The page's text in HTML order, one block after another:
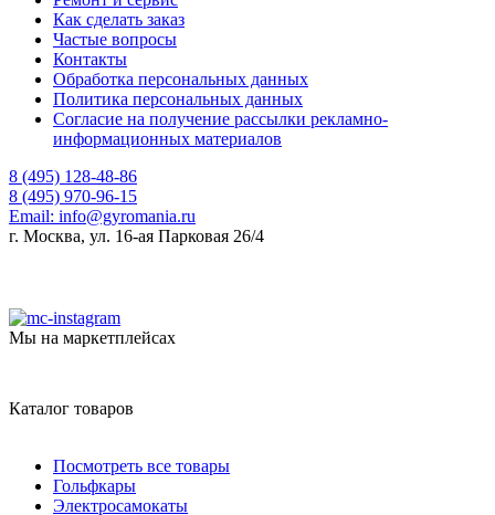
Как сделать заказ
Частые вопросы
Контакты
Обработка персональных данных
Политика персональных данных
Согласие на получение рассылки рекламно-
информационных материалов
8 (495) 128-48-86
8 (495) 970-96-15
Email: info@gyromania.ru
г. Москва, ул. 16-ая Парковая 26/4
Мы на маркетплейсах
Каталог товаров
Посмотреть все товары
Гольфкары
Электросамокаты